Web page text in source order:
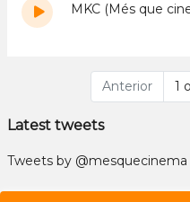
MKC (Més que
Anterior 1
Latest tweets
Tweets by @mesquecinema